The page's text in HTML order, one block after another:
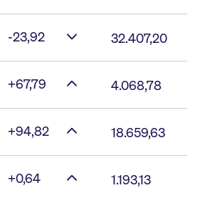
-23,92 32.407,20
+67,79 4.068,78
+94,82 18.659,63
+0,64 1.193,13